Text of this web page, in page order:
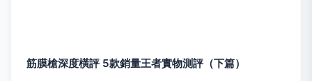
筋膜槍深度橫評 5款銷量王者實物測評（下篇）